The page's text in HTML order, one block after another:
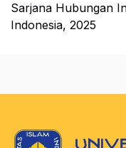
Sarjana Hubungan
Indonesia, 2025